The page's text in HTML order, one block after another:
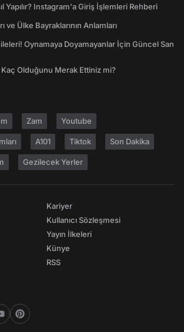
Yapılır? Instagram'a Giriş İşlemleri Rehberi
ve Ülke Bayraklarının Anlamları
Oynamaya Doyamayanlar İçin Güncel San
Olduğunu Merak Ettiniz mi?
Zam Youtube
A101 Tiktok Son Dakika
Gezilecek Yerler
Kariyer
Kullanıcı Sözleşmesi
Yayın İlkeleri
Künye
RSS